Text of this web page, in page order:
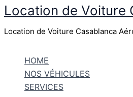
Aller
contenu
Location de Voiture
Location de Voiture Casablanca
HOME
NOS VÉHICULES
SERVICES